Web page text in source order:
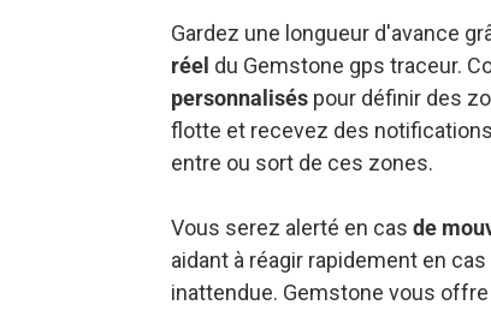
Gardez une longueur d'avance
réel du Gemstone gps traceur.
personnalisés pour définir des
flotte et recevez des
entre ou sort de ces zones.
Vous serez alerté en cas de
aidant à réagir rapidement en
inattendue. Gemstone vous